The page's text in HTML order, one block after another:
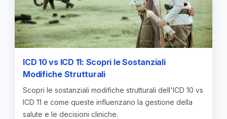
ICD 10 vs ICD 11: Scopri le Sostanziali
Modifiche Strutturali
Scopri le sostanziali modifiche strutturali dell'ICD 10 vs
ICD 11 e come queste influenzano la gestione della
salute e le decisioni cliniche.